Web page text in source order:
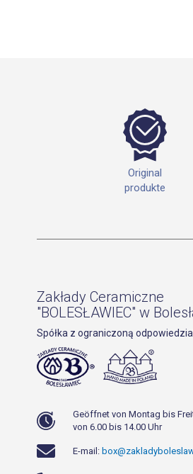
Original
produkte
Zakłady Ceramiczne
"BOLESŁAWIEC" w
Spółka z ograniczoną
Geöffnet von Montag bis
von 6.00 bis 14.00 Uhr
E-mail: